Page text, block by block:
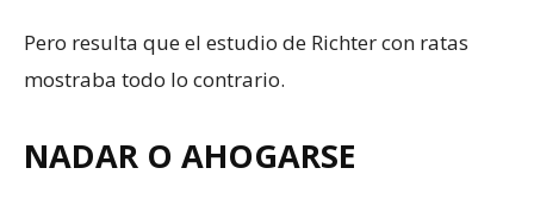
Pero resulta que el estudio de Richter con ratas
mostraba todo lo contrario.
NADAR O AHOGARSE